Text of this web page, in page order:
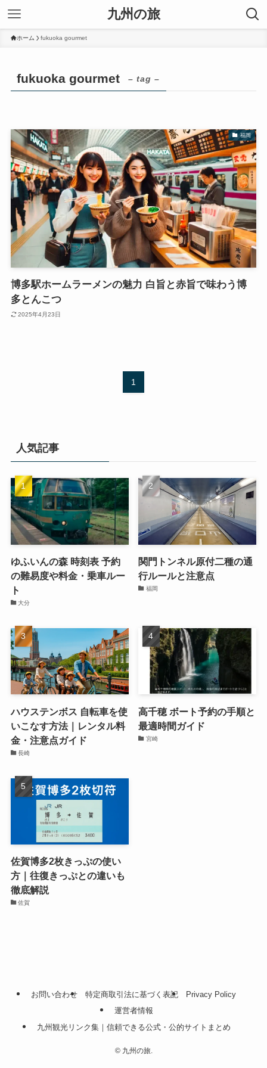
九州の旅
ホーム fukuoka gourmet
fukuoka gourmet – tag –
福岡
博多駅ホームラーメンの魅力 白旨と赤旨で味わう博
多とんこつ
2025年4月23日
1
人気記事
ゆふいんの森 時刻表 予約
の難易度や料金・乗車ルー
ト
大分
関門トンネル原付二種の通
行ルールと注意点
福岡
ハウステンボス 自転車を使
いこなす方法｜レンタル料
金・注意点ガイド
長崎
高千穂 ボート予約の手順と
最適時間ガイド
宮崎
佐賀博多2枚きっぷの使い
方｜往復きっぷとの違いも
徹底解説
佐賀
お問い合わせ 特定商取引法に基づく表記
Privacy Policy
運営者情報
九州観光リンク集｜信頼できる公式・公的サイトまとめ
©九州の旅.